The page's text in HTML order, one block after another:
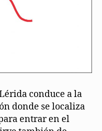
conduce a la
donde se localiza
entrar en el